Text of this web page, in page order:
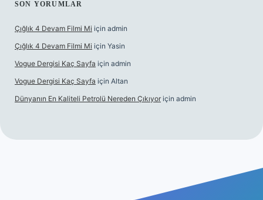
SON YORUMLAR
Çığlık 4 Devam Filmi Mi için admin
Çığlık 4 Devam Filmi Mi için Yasin
Vogue Dergisi Kaç Sayfa için admin
Vogue Dergisi Kaç Sayfa için Altan
Dünyanın En Kaliteli Petrolü Nereden Çıkıyor için admin